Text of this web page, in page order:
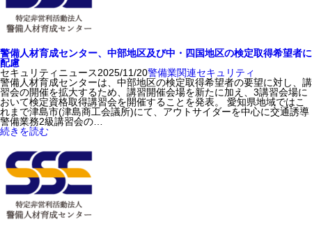
警備人材育成センター、中部地区及び中・四国地区の検定取得希望者に
配慮
セキュリティニュース2025/11/20警備業関連セキュリティ
警備人材育成センターは、中部地区の検定取得希望者の要望に対し、講
習会の開催を拡大するため、講習開催会場を新たに加え、3講習会場に
おいて検定資格取得講習会を開催することを発表。 愛知県地域ではこ
れまで津島市(津島商工会議所)にて、アウトサイダーを中心に交通誘導
警備業務2級講習会の…
続きを読む